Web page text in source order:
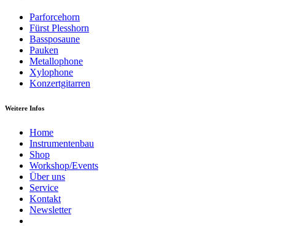
Parforcehorn
Fürst Plesshorn
Bassposaune
Pauken
Metallophone
Xylophone
Konzertgitarren
Weitere Infos
Home
Instrumentenbau
Shop
Workshop/Events
Über uns
Service
Kontakt
Newsletter